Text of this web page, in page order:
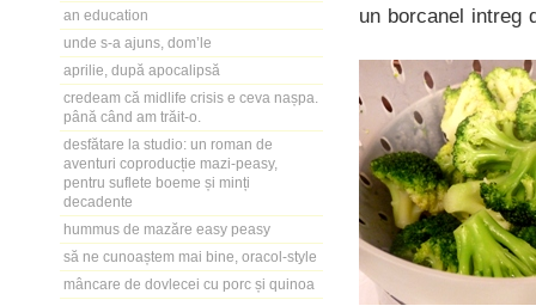
an education
unde s-a ajuns, dom’le
aprilie, după apocalipsă
credeam că midlife crisis e ceva nașpa.
până când am trăit-o.
desfătare la studio: un roman de
aventuri coproducție mazi-peasy,
pentru suflete boeme și minți
decadente
hummus de mazăre easy peasy
să ne cunoaștem mai bine, oracol-style
mâncare de dovlecei cu porc și quinoa
un borcanel intreg